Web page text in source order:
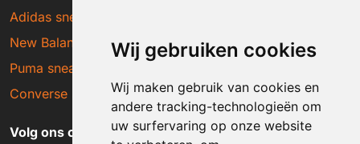
Wij gebruiken cookies
Wij maken gebruik van cookies en
andere tracking-technologieën om
uw surfervaring op onze website
Adidas sneakers
New Balance sneakers
Puma sneakers
Converse sneakers
Volg ons op social media